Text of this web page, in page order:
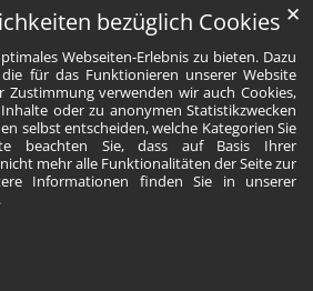
bezüglich Cookies
Webseiten-Erlebnis zu bieten. Dazu
für das Funktionieren unserer Website
verwenden wir auch Cookies,
oder zu anonymen Statistikzwecken
selbst entscheiden, welche Kategorien Sie
beachten Sie, dass auf Basis Ihrer
mehr alle Funktionalitäten der Seite zur
Informationen finden Sie in unserer
✕